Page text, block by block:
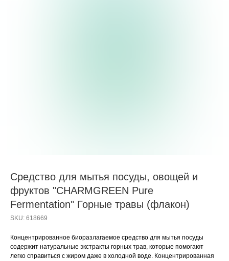
Средство для мытья посуды, овощей и
фруктов "CHARMGREEN Pure
Fermentation" Горные травы (флакон)
SKU: 618669
Концентрированное биоразлагаемое средство для мытья посуды
содержит натуральные экстракты горных трав, которые помогают
легко справиться с жиром даже в холодной воде. Концентрированная